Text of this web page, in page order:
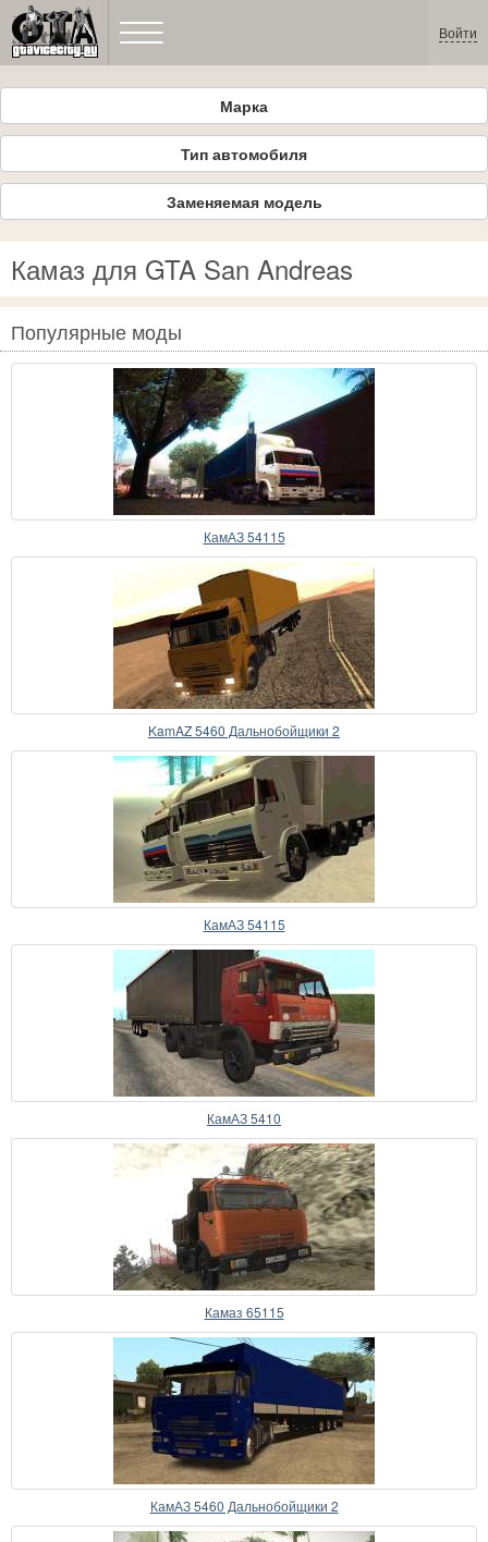
Войти
Марка
Тип автомобиля
Заменяемая модель
Камаз для GTA San Andreas
Популярные моды
КамАЗ 54115
KamAZ 5460 Дальнобойщики 2
КамАЗ 54115
КамАЗ 5410
Камаз 65115
КамАЗ 5460 Дальнобойщики 2